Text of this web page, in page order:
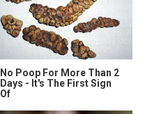
No Poop For More Than 2
Days - It's The First Sign
Of